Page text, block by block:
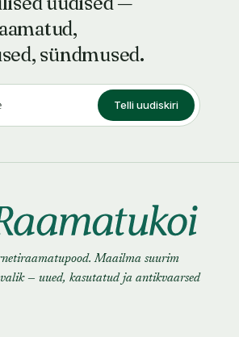
sündmused.
Telli uudiskiri
Maailma suurim
— uued, kasutatud ja antikvaarsed